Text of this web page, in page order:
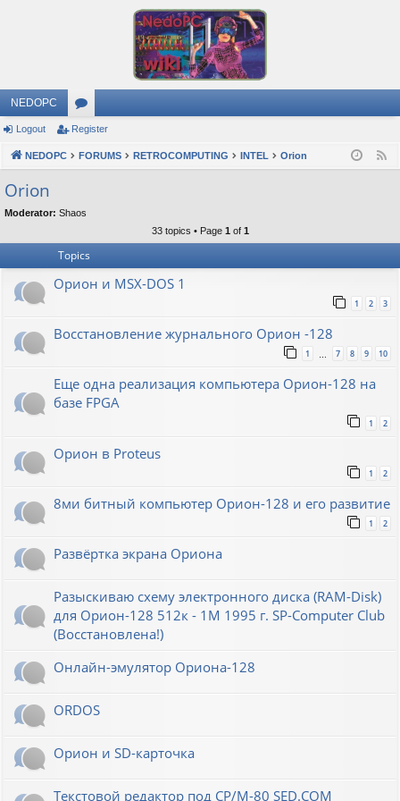
NEDOPC
or
u
s
Logout Register
NEDOPC FORUMS RETROCOMPUTING INTEL Orion
Orion
Moderator: Shaos
33 topics • Page 1 of 1
Topics
Орион и MSX-DOS 1
1 2 3
Восстановление журнального Орион -128
1 … 7 8 9 10
Еще одна реализация компьютера Орион-128 на
базе FPGA
1 2
Орион в Proteus
1 2
8ми битный компьютер Орион-128 и его развитие
1 2
Развёртка экрана Ориона
Разыскиваю схему электронного диска (RAM-Disk)
для Орион-128 512к - 1М 1995 г. SP-Computer Club
(Восстановлена!)
Онлайн-эмулятор Ориона-128
ORDOS
Орион и SD-карточка
Текстовой редактор под CP/M-80 SED.COM